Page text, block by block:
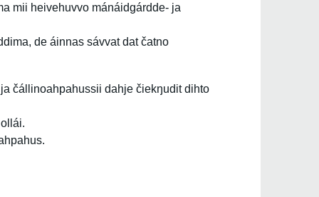
mii heivehuvvo mánáidgárdde- ja
de áinnas sávvat dat čatno
čállinoahpahussii dahje čiekŋudit dihto